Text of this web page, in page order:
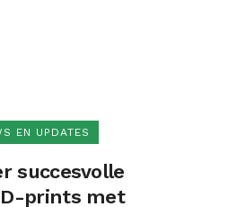
EN UPDATES
succesvolle
prints met